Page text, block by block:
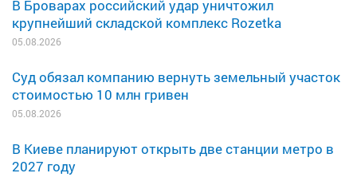
В Броварах российский удар уничтожил
крупнейший складской комплекс Rozetka
05.08.2026
Суд обязал компанию вернуть земельный участок
стоимостью 10 млн гривен
05.08.2026
В Киеве планируют открыть две станции метро в
2027 году